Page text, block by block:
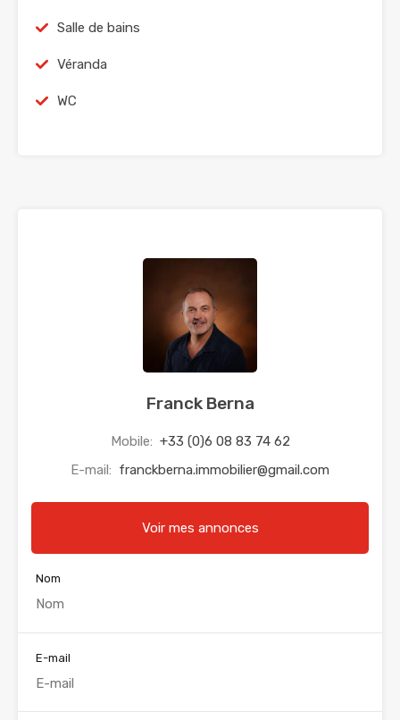
Salle de bains
Véranda
WC
Franck Berna
Mobile: +33 (0)6 08 83 74 62
E-mail: franckberna.immobilier@gmail.com
Voir mes annonces
Nom
E-mail